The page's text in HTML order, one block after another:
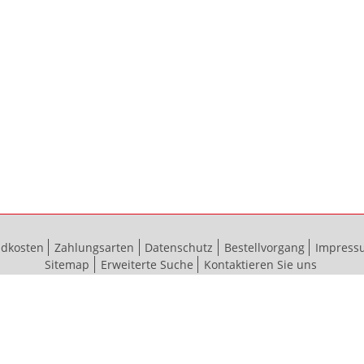
Zahlungsarten Datenschutz Bestellvorgang
Sitemap
Erweiterte Suche Kontaktieren Sie uns